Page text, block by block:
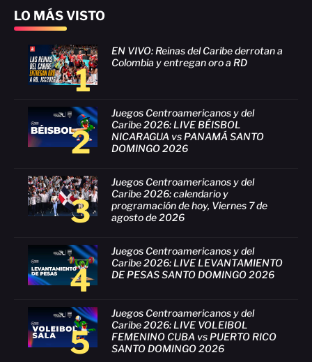
LO MÁS VISTO
1
EN VIVO: Reinas del Caribe derrotan a
Colombia y entregan oro a RD
2
Juegos Centroamericanos y del
Caribe 2026: LIVE BÉISBOL
NICARAGUA vs PANAMÁ SANTO
DOMINGO 2026
3
Juegos Centroamericanos y del
Caribe 2026: calendario y
programación de hoy, Viernes 7 de
agosto de 2026
4
Juegos Centroamericanos y del
Caribe 2026: LIVE LEVANTAMIENTO
DE PESAS SANTO DOMINGO 2026
5
Juegos Centroamericanos y del
Caribe 2026: LIVE VOLEIBOL
FEMENINO CUBA vs PUERTO RICO
SANTO DOMINGO 2026